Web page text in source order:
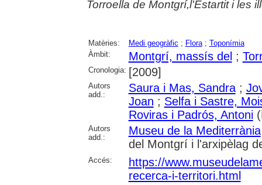
Torroella de Montgrí,l'Estartit i les
Matèries: Medi geogràfic ; Flora; Toponímia
Àmbit:
Montgrí, massís del ;
Cronologia: [2009]
Autors
add.:
Saura i Mas, Sandra;
Joan ; Selfa i Sastre,
Roviras i Padrós, Antoni
Autors
add.:
Museu de la Mediterrània
del Montgrí i l'arxipèlag
Accés:
https://
recerca-i-territori.html